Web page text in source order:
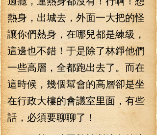
熱身，出城去，外面一大把的怪
讓你們熱身，在哪兒都是練級，
這邊也不錯！于是除了林錚他們
一些高層，全都跑出去了。而在
這時候，幾個幫會的高層卻是坐
在行政大樓的會議室里面，有些
話，必須要聊聊了！